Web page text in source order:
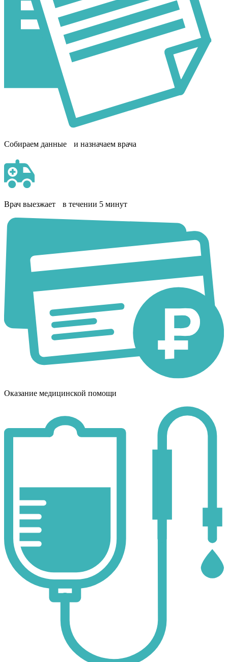
Собираем данные и назначаем врача
Врач выезжает в течении 5 минут
Оказание медицинской помощи